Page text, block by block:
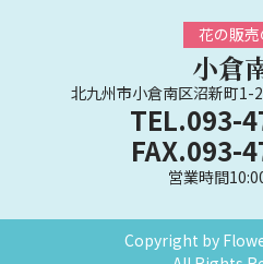
花の販
小倉
北九州市小倉南区沼新町1-
TEL.093-
FAX.093-
営業時間
Copyright by